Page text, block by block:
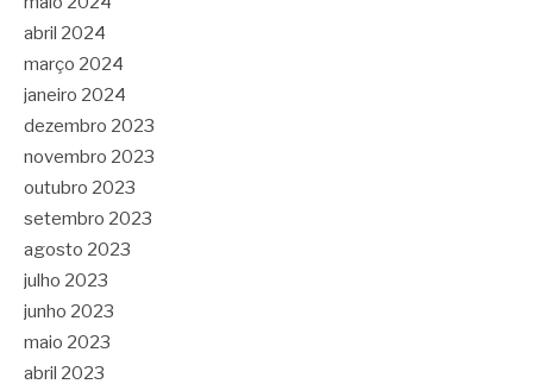
abril 2024
março 2024
janeiro 2024
dezembro 2023
novembro 2023
outubro 2023
setembro 2023
agosto 2023
julho 2023
junho 2023
maio 2023
abril 2023